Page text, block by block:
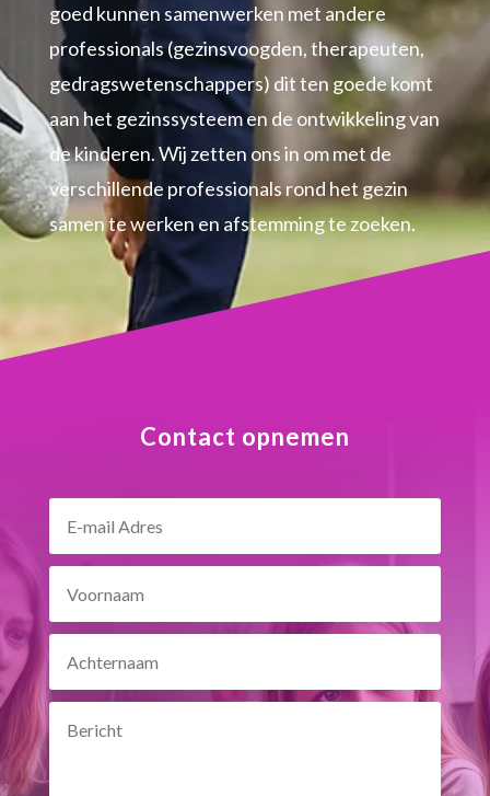
goed kunnen samenwerken met andere
professionals (gezinsvoogden, therapeuten,
gedragswetenschappers) dit ten goede komt
aan het gezinssysteem en de ontwikkeling van
de kinderen. Wij zetten ons in om met de
verschillende professionals rond het gezin
samen te werken en afstemming te zoeken.
Contact opnemen